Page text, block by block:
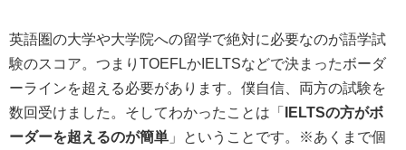
英語圏の大学や大学院への留学で絶対に必要なのが語学試
験のスコア。つまりTOEFLかIELTSなどで決まったボーダ
ーラインを超える必要があります。僕自信、両方の試験を
数回受けました。そしてわかったことは「
IELTSの方がボ
ーダーを超えるのが簡単 」ということです。※あくまで個